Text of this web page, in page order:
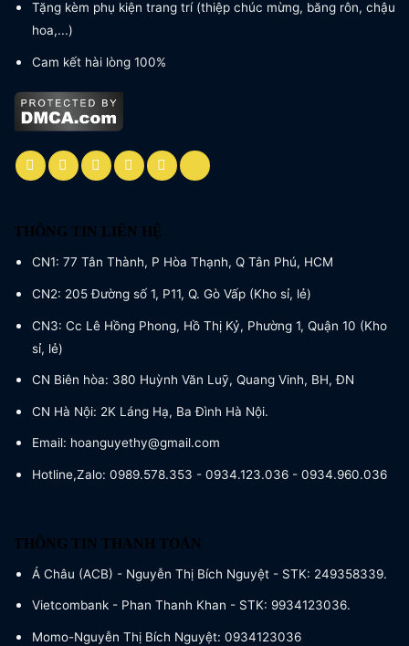
Tặng kèm phụ kiện trang trí (thiệp chúc mừng, băng rôn, chậu
hoa,...)
Cam kết hài lòng 100%
THÔNG TIN LIÊN HỆ
CN1: 77 Tân Thành, P Hòa Thạnh, Q Tân Phú, HCM
CN2: 205 Đường số 1, P11, Q. Gò Vấp (Kho sỉ, lẻ)
CN3: Cc Lê Hồng Phong, Hồ Thị Kỷ, Phường 1, Quận 10 (Kho
sỉ, lẻ)
CN Biên hòa: 380 Huỳnh Văn Luỹ, Quang Vinh, BH, ĐN
CN Hà Nội: 2K Láng Hạ, Ba Đình Hà Nội.
Email: hoanguyethy@gmail.com
Hotline,Zalo: 0989.578.353 - 0934.123.036 - 0934.960.036
THÔNG TIN THANH TOÁN
Á Châu (ACB) - Nguyễn Thị Bích Nguyệt - STK: 249358339.
Vietcombank - Phan Thanh Khan - STK: 9934123036.
Momo-Nguyễn Thị Bích Nguyệt: 0934123036